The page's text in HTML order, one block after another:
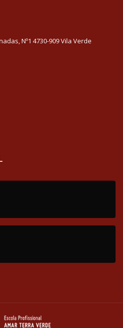
Nº1 4730-909 Vila Verde